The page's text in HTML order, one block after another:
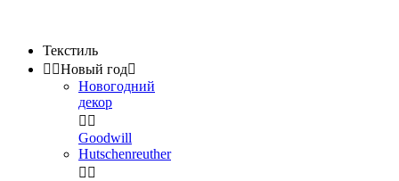
Текстиль
 Новый год
Новогодний
декор
 
Goodwill
Hutschenreuther
 